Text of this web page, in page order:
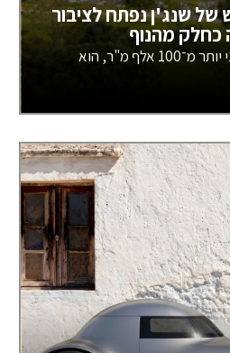
של שנג'ן נפתח לציבור
כחלק מהנוף
המוזיאון, המשתרע על פני יותר מ־100 אלף מ"ר, הוא